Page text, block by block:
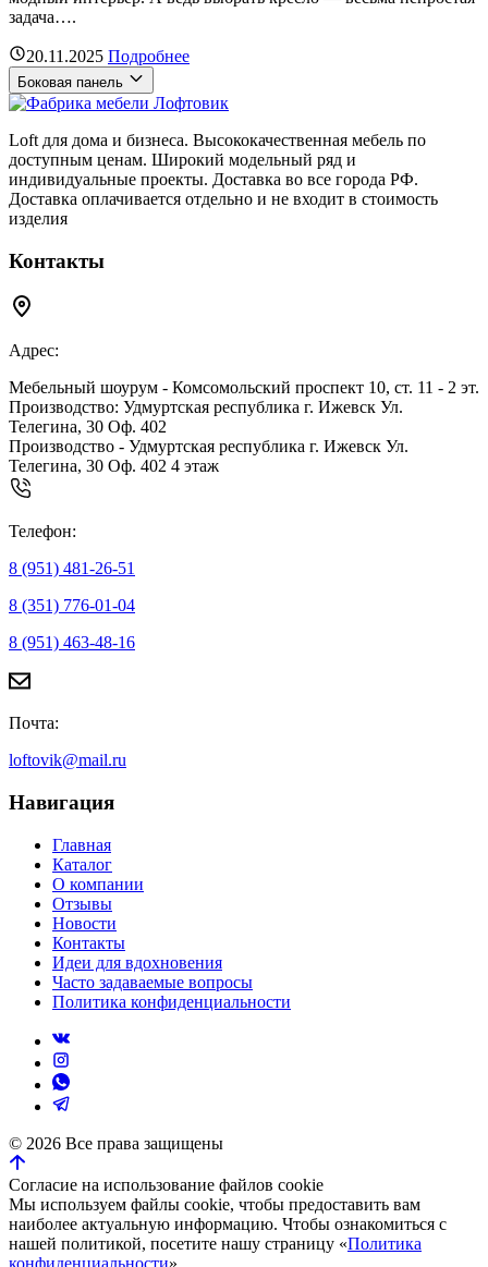
задача….
20.11.2025 Подробнее
Боковая панель
Loft для дома и бизнеса. Высококачественная мебель по
доступным ценам. Широкий модельный ряд и
индивидуальные проекты. Доставка во все города РФ.
Доставка оплачивается отдельно и не входит в стоимость
изделия
Контакты
Адрес:
Мебельный шоурум - Комсомольский проспект 10, ст. 11 - 2 эт.
Производство: Удмуртская республика г. Ижевск Ул.
Телегина, 30 Оф. 402
Производство - Удмуртская республика г. Ижевск Ул.
Телегина, 30 Оф. 402 4 этаж
Телефон:
8 (951) 481-26-51
8 (351) 776-01-04
8 (951) 463-48-16
Почта:
loftovik@mail.ru
Навигация
Главная
Каталог
О компании
Отзывы
Новости
Контакты
Идеи для вдохновения
Часто задаваемые вопросы
Политика конфиденциальности
© 2026 Все права защищены
Согласие на использование файлов cookie
Мы используем файлы cookie, чтобы предоставить вам
наиболее актуальную информацию. Чтобы ознакомиться с
нашей политикой, посетите нашу страницу «Политика
конфиденциальности».